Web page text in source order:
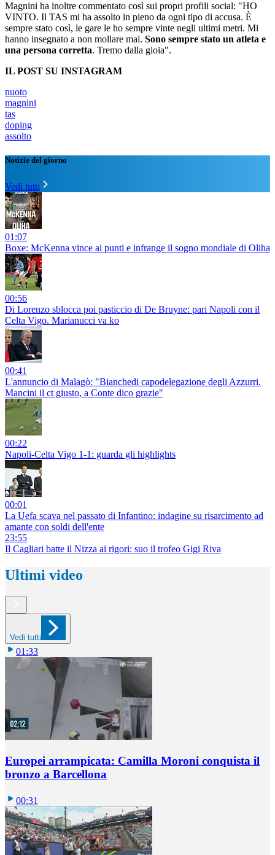
Magnini ha inoltre commentato così sui propri profili social: "HO
VINTO. Il TAS mi ha assolto in pieno da ogni tipo di accusa. È
sempre stato così, le gare le ho sempre vinte negli ultimi metri. Mi
hanno insegnato a non mollare mai. Sono sempre stato un atleta e
una persona corretta. Tremo dalla gioia".
IL POST SU INSTAGRAM
nuoto
magnini
tas
doping
assolto
Notizie del giorno
Vedi tutti
01:07
Boxe: McKenna vince ai punti e infrange il sogno mondiale di Oliha
00:56
Di Lorenzo sblocca poi pasticcio di De Bruyne: pari Napoli con il
Celta Vigo. Marianucci va ko
00:41
L'annuncio di Malagò: "Bianchedi capodelegazione degli Azzurri.
Mancini il ct giusto, a Conte dico grazie"
00:22
Napoli-Celta Vigo 1-1: guarda gli highlights
00:01
La Uefa scava nel passato di Infantino: indagine su risarcimento ad
amante con soldi dell'ente
23:55
Il Cagliari batte il Nizza ai rigori: suo il trofeo Gigi Riva
Ultimi video
Vedi tutti
01:33
Europei arrampicata: Camilla Moroni conquista il
bronzo a Barcellona
00:31